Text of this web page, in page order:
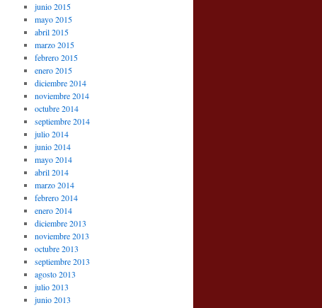
junio 2015
mayo 2015
abril 2015
marzo 2015
febrero 2015
enero 2015
diciembre 2014
noviembre 2014
octubre 2014
septiembre 2014
julio 2014
junio 2014
mayo 2014
abril 2014
marzo 2014
febrero 2014
enero 2014
diciembre 2013
noviembre 2013
octubre 2013
septiembre 2013
agosto 2013
julio 2013
junio 2013